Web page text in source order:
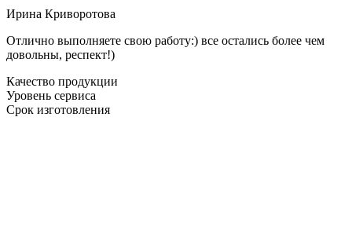
Ирина Криворотова
Отлично выполняете свою работу:) все остались более чем
довольны, респект!)
Качество продукции
Уровень сервиса
Срок изготовления